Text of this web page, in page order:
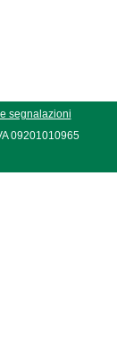
segnalazioni
09201010965